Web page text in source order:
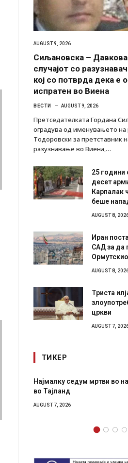
AUGUST 9, 2026
Сиљановска –
случајот со
кој со потврда дека е
испратен во Виена
ВЕСТИ AUGUST 9, 2026
Претседателката Гордана
оградува од именувањето на
Тодоровски за претставник
разузнавање во Виена,…
25 години
десет
Карпалак
беше
AUGUST 8,
Иран
САД за да
AUGUST 8,
Триста
цркви
AUGUST 7,
ТИКЕР
Најмалку седум мртви во
во Тајланд
AUGUST 7, 2026